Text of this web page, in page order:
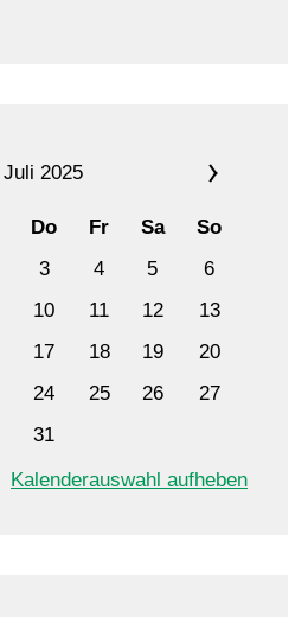
Juli 2025
Do Fr Sa
So
3 4 5
6
10 11 12
13
17 18 19
20
24 25 26
27
31
Kalenderauswahl aufheben